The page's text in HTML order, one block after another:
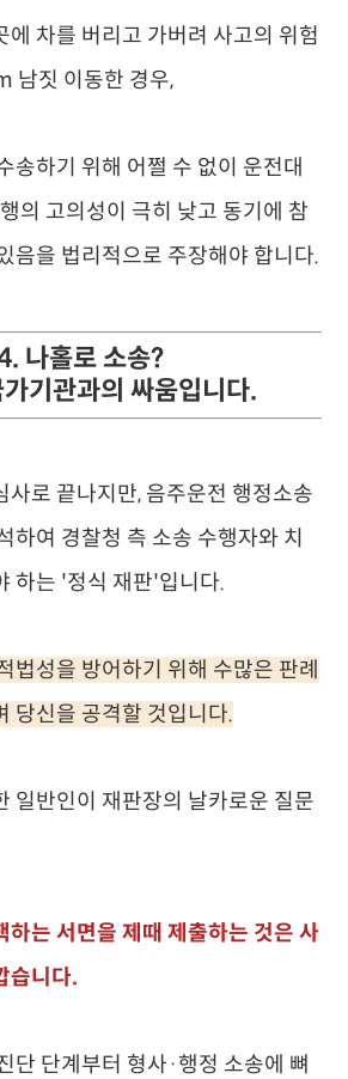
에 차를 버리고 가버려 사고의 위험
남짓 이동한 경우,
송하기 위해 어쩔 수 없이 운전대
의 고의성이 극히 낮고 동기에 참
음을 법리적으로 주장해야 합니다.
나홀로 소송?
기관과의 싸움입니다.
사로 끝나지만, 음주운전 행정소송
하여 경찰청 측 소송 수행자와 치
하는 '정식 재판'입니다.
법성을 방어하기 위해 수많은 판례
당신을 공격할 것입니다.
일반인이 재판장의 날카로운 질문
하는 서면을 제때 제출하는 것은 사
습니다.
단 단계부터 형사·행정 소송에 뼈